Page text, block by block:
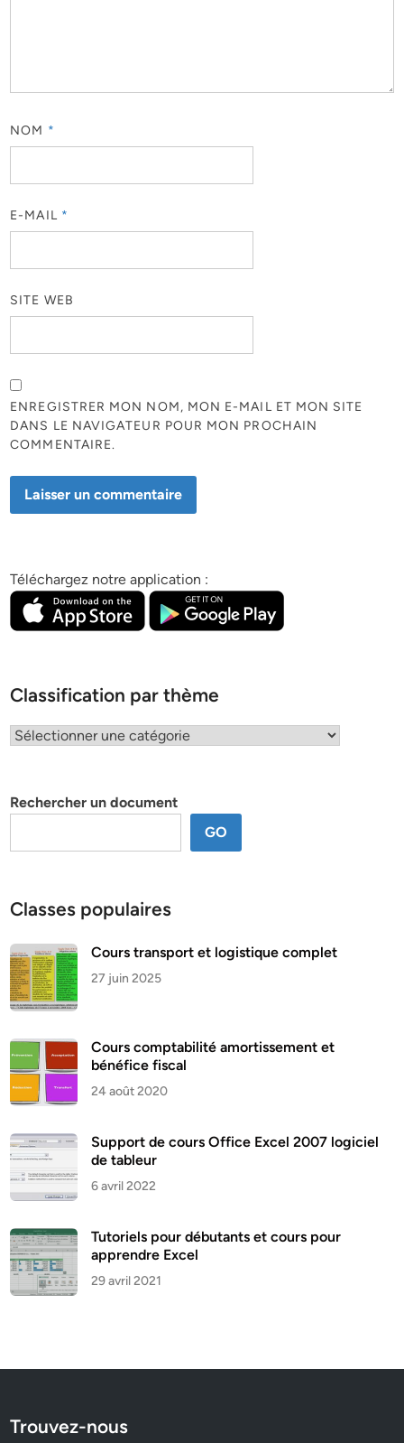
NOM *
E-MAIL *
SITE WEB
ENREGISTRER MON NOM, MON E-MAIL ET MON SITE
DANS LE NAVIGATEUR POUR MON PROCHAIN
COMMENTAIRE.
Téléchargez notre application :
Classification par thème
Classification
Rechercher un document
GO
Classes populaires
Cours transport et logistique complet
27 juin 2025
Cours comptabilité amortissement et
bénéfice fiscal
24 août 2020
Support de cours Office Excel 2007 logiciel
de tableur
6 avril 2022
Tutoriels pour débutants et cours pour
apprendre Excel
29 avril 2021
Trouvez-nous